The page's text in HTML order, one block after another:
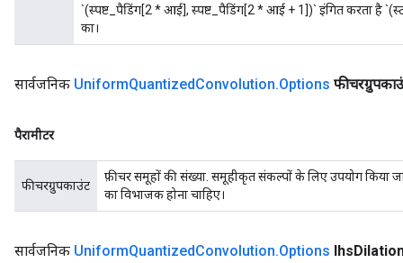
`(स्पष्ट_पैडिंग[2 * आई], स्पष्ट_पैडिंग[2 * आई + 1])` इंगित करता है
का।
सार्वजनिक UniformQuantizedConvolution.Options
पैरामीटर
फीचरग्रुपकाउंट
फ़ीचर समूहों की संख्या. समूहीकृत संकल्पों के लिए उपयोग किया
का विभाजक होना चाहिए।
सार्वजनिक UniformQuantizedConvolution.Options lhs